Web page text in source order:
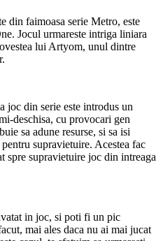
din faimoasa serie Metro, este
Jocul urmareste intriga liniara
lui Artyom, unul dintre
joc din serie este introdus un
deschisa, cu provocari gen
sa adune resurse, si sa isi
supravietuire. Acestea fac
spre supravietuire joc din intreaga
in joc, si poti fi un pic
mai ales daca nu ai mai jucat